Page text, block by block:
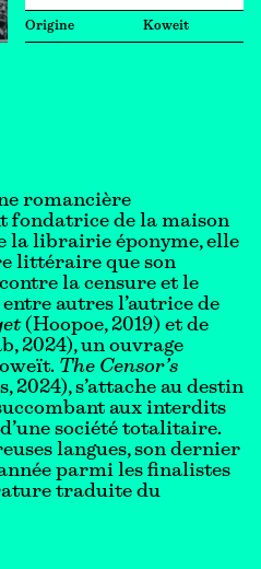
Origine Koweit
romancière
fondatrice de la maison
la librairie éponyme, elle
littéraire que son
la censure et le
autres l’autrice de
(Hoopoe, 2019) et de
2024), un ouvrage
The Censor’s
2024), s’attache au destin
aux interdits
société totalitaire.
langues, son dernier
parmi les finalistes
traduite du